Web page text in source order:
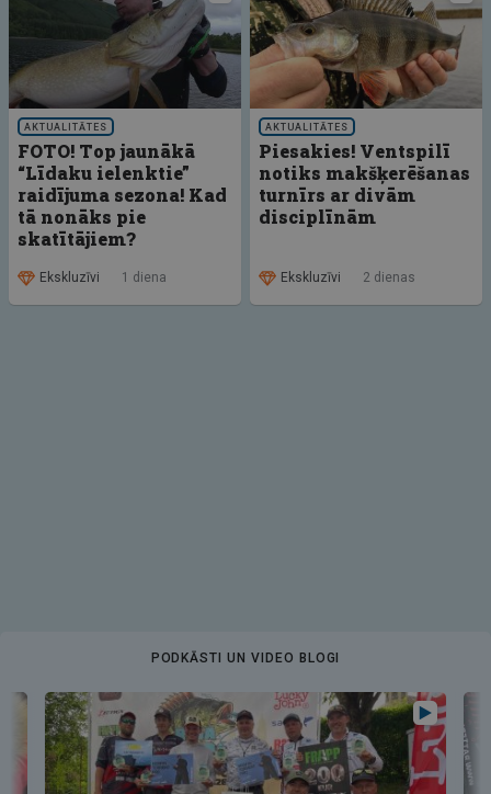
AKTUALITĀTES
FOTO! Top jaunākā
“Līdaku ielenktie”
raidījuma sezona! Kad
tā nonāks pie
skatītājiem?
Ekskluzīvi 1 diena
AKTUALITĀTES
Piesakies! Ventspilī
notiks makšķerēšanas
turnīrs ar divām
disciplīnām
Ekskluzīvi 2 dienas
PODKĀSTI UN VIDEO BLOGI